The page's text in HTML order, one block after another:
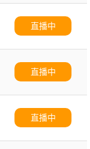
直播中
直播中
直播中